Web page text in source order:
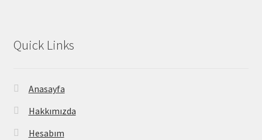
Quick Links
Anasayfa
Hakkımızda
Hesabım